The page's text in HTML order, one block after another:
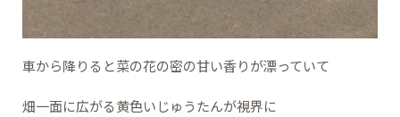
車から降りると菜の花の密の甘い香りが漂っていて
畑一面に広がる黄色いじゅうたんが視界に